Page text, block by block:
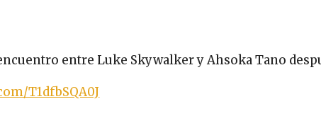
entre Luke Skywalker y Ahsoka Tano
T1dfbSQA0J